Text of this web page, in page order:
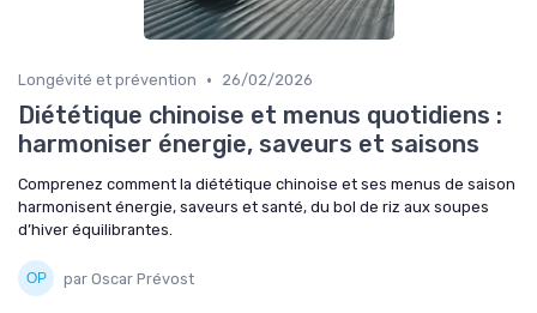
Longévité et prévention • 26/02/2026
Diététique chinoise et menus quotidiens :
harmoniser énergie, saveurs et saisons
Comprenez comment la diététique chinoise et ses menus de saison
harmonisent énergie, saveurs et santé, du bol de riz aux soupes
d’hiver équilibrantes.
par Oscar Prévost